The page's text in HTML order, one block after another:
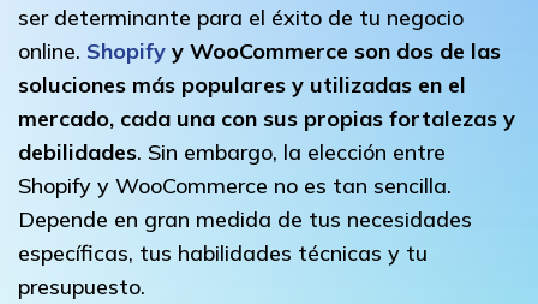
ser determinante para el éxito de tu negocio
online. Shopify y WooCommerce son dos de las
soluciones más populares y utilizadas en el
mercado, cada una con sus propias fortalezas y
debilidades. Sin embargo, la elección entre
Shopify y WooCommerce no es tan sencilla.
Depende en gran medida de tus necesidades
específicas, tus habilidades técnicas y tu
presupuesto.